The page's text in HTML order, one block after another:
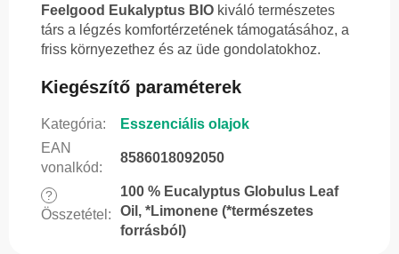
Feelgood Eukalyptus BIO kiváló természetes
társ a légzés komfortérzetének támogatásához, a
friss környezethez és az üde gondolatokhoz.
Kiegészítő paraméterek
Kategória:
Esszenciális olajok
EAN
vonalkód:
8586018092050
?
Összetétel :
100 % Eucalyptus Globulus Leaf
Oil, *Limonene (*természetes
forrásból)